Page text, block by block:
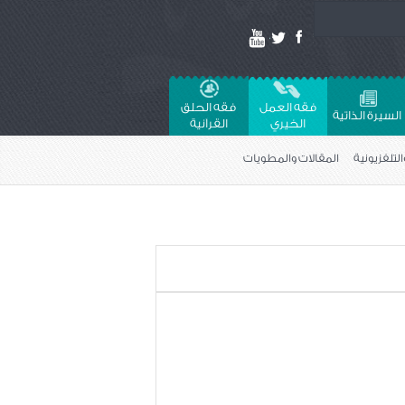
السيرة الذاتية
فقه العمل
الخيري
فقه الحلق
القراَنية
المقالات والمطويات